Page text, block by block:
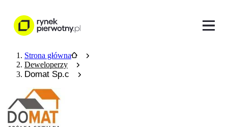
Strona główna
Deweloperzy
Domat Sp.c